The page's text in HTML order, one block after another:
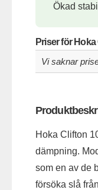
Ökad
Priser för Hoka
Vi saknar
Hoka Clifton
dämpning.
som en av de
försöka slå